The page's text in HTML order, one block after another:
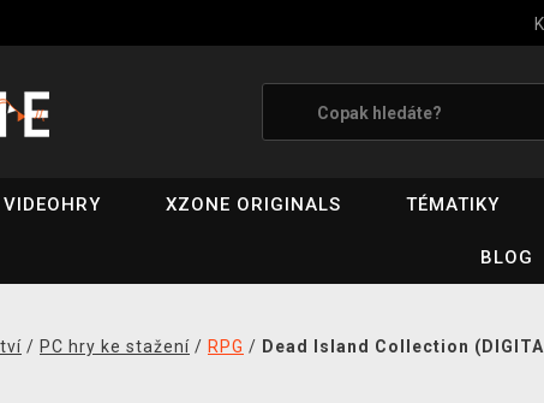
VIDEOHRY XZONE ORIGINALS TÉMATIKY
BLOG
/ PC hry ke stažení / RPG / Dead Island Collection